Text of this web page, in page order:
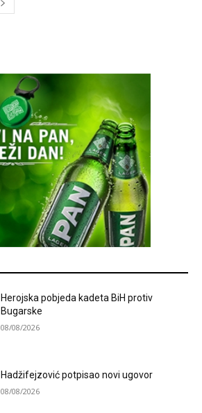
Herojska pobjeda kadeta BiH protiv
Bugarske
08/08/2026
Hadžifejzović potpisao novi ugovor
08/08/2026